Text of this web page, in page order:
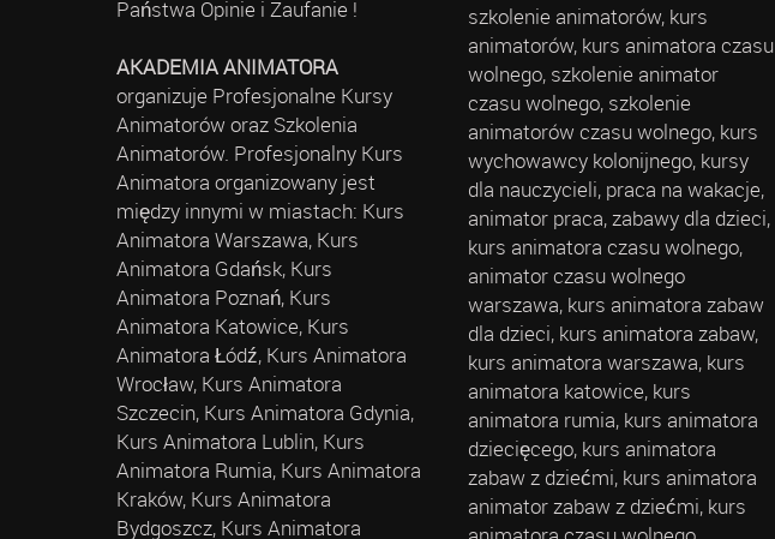
Państwa Opinie i Zaufanie !
AKADEMIA ANIMATORA
organizuje Profesjonalne Kursy
Animatorów oraz Szkolenia
Animatorów. Profesjonalny Kurs
Animatora organizowany jest
między innymi w miastach: Kurs
Animatora Warszawa, Kurs
Animatora Gdańsk, Kurs
Animatora Poznań, Kurs
Animatora Katowice, Kurs
Animatora Łódź, Kurs Animatora
Wrocław, Kurs Animatora
Szczecin, Kurs Animatora Gdynia,
Kurs Animatora Lublin, Kurs
Animatora Rumia, Kurs Animatora
Kraków, Kurs Animatora
Bydgoszcz, Kurs Animatora
szkolenie animatorów, kurs
animatorów, kurs animatora czasu
wolnego, szkolenie animator
czasu wolnego, szkolenie
animatorów czasu wolnego, kurs
wychowawcy kolonijnego, kursy
dla nauczycieli, praca na wakacje,
animator praca, zabawy dla dzieci,
kurs animatora czasu wolnego,
animator czasu wolnego
warszawa, kurs animatora zabaw
dla dzieci, kurs animatora zabaw,
kurs animatora warszawa, kurs
animatora katowice, kurs
animatora rumia, kurs animatora
dziecięcego, kurs animatora
zabaw z dziećmi, kurs animatora
animator zabaw z dziećmi, kurs